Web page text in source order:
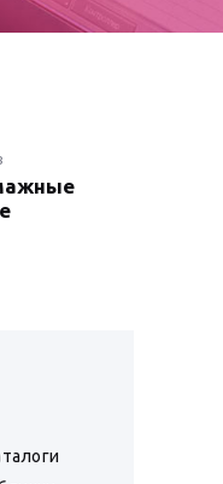
Предыдущая
запись: